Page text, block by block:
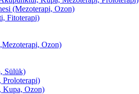
(Mezoterapi, Ozon)
Fitoterapi)
Ozon)
Sülük)
Proloterapi)
Kupa, Ozon)